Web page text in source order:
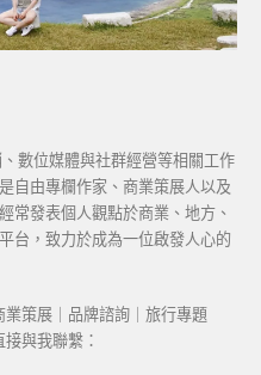
數位媒體與社群經營等相關工作
自由專欄作家、商業策展人以及
常發表個人觀點於商業、地方、
台，致力於成為一位啟發人心的
策展｜品牌諮詢｜旅行專題
與我聯繫：